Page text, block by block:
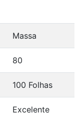
Massa
80
100 Folhas
Excelente